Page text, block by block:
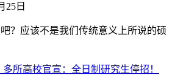
25日
？应该不是我们传统意义上所说的硕
多所高校官宣：全日制研究生停招！